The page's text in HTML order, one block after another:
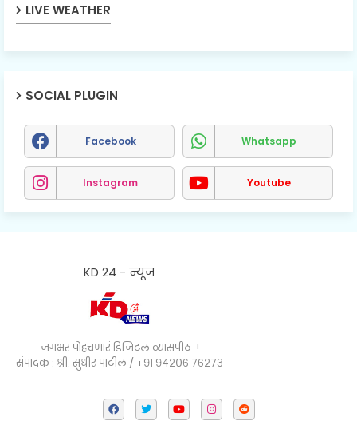
LIVE WEATHER
SOCIAL PLUGIN
Facebook Whatsapp
Instagram Youtube
KD 24 - न्यूज
जगभर पोहचणारं डिजिटल व्यासपीठ..!
संपादक : श्री. सुधीर पाटील / +९१ ९४२०६ ७६२७३